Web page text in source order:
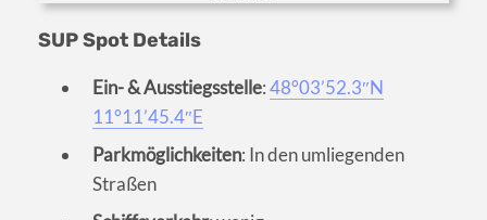
SUP Spot Details
Ein- & Ausstiegsstelle:48°03’52.3″N
11°11’45.4″E
Parkmöglichkeiten: In den umliegenden
Straßen